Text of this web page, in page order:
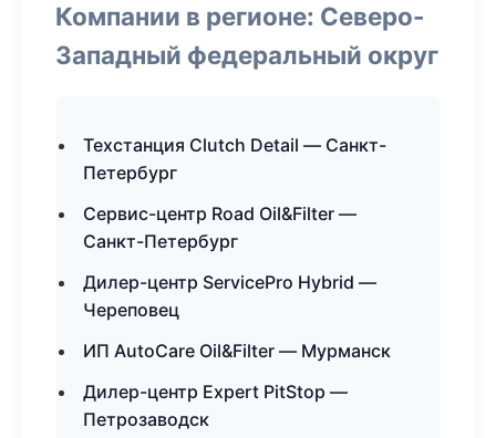
Компании в регионе: Северо-
Западный федеральный округ
Техстанция Clutch Detail — Санкт-
Петербург
Сервис-центр Road Oil&Filter —
Санкт-Петербург
Дилер-центр ServicePro Hybrid —
Череповец
ИП AutoCare Oil&Filter — Мурманск
Дилер-центр Expert PitStop —
Петрозаводск